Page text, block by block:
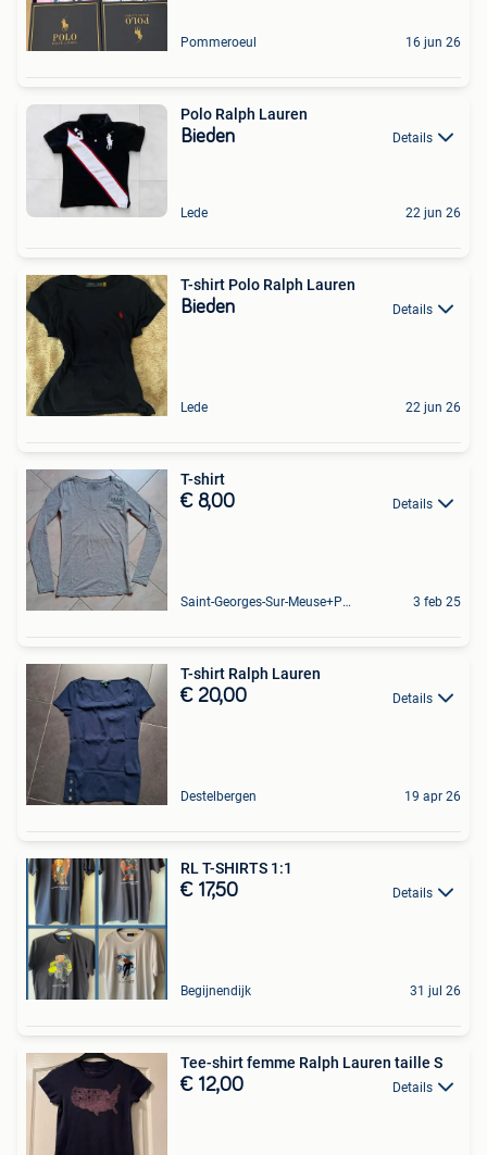
Pommeroeul 16 jun 26
Polo Ralph Lauren
Bieden Details
Lede 22 jun 26
T-shirt Polo Ralph Lauren
Bieden Details
Lede 22 jun 26
T-shirt
€ 8,00 Details
Saint-Georges-Sur-Meuse+Partie De Hermalle-Sous-Huy 3 feb 25
T-shirt Ralph Lauren
€ 20,00 Details
Destelbergen 19 apr 26
RL T-SHIRTS 1:1
€ 17,50 Details
Begijnendijk 31 jul 26
Tee-shirt femme Ralph Lauren taille S
€ 12,00 Details